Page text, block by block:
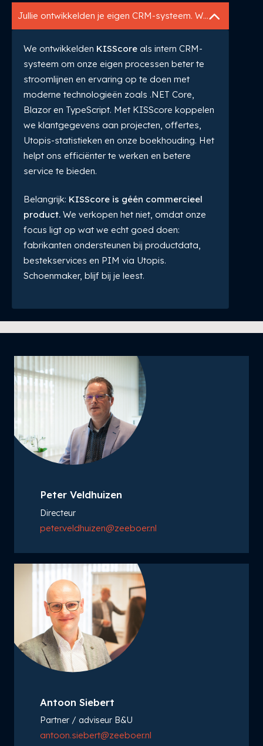
Jullie ontwikkelden je eigen CRM-systeem. Waarom?
We ontwikkelden KISScoreals intern CRM-
systeem om onze eigen processen beter te
stroomlijnen en ervaring op te doen met
moderne technologieën zoals .NET Core,
Blazor en TypeScript. Met KISScore koppelen
we klantgegevens aan projecten, offertes,
Utopis-statistieken en onze boekhouding. Het
helpt ons efficiënter te werken en betere
service te bieden.
Belangrijk: KISScore is géén commercieel
product.We verkopen het niet, omdat onze
focus ligt op wat we echt goed doen:
fabrikanten ondersteunen bij productdata,
bestekservices en PIM via Utopis.
Schoenmaker, blijf bij je leest.
Peter Veldhuizen
Directeur
peter.veldhuizen@zeeboer.nl
Antoon Siebert
Partner / adviseur B&U
antoon.siebert@zeeboer.nl